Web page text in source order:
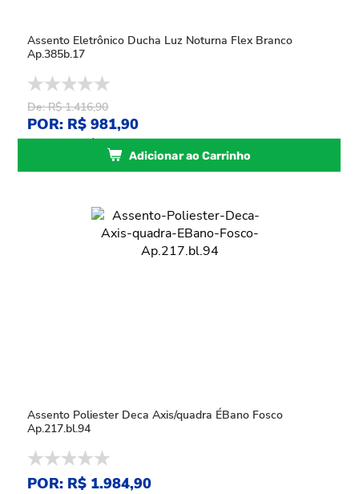
Assento Eletrônico Ducha Luz Noturna Flex Branco
Ap.385b.17
De: R$ 1.416,90
POR: R$ 981,90
ou10xdeR$ 98,19sem juros
Adicionar ao Carrinho
Assento Poliester Deca Axis/quadra ÉBano Fosco
Ap.217.bl.94
POR: R$ 1.984,90